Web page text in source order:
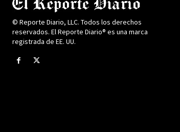
© Reporte Diario, LLC. Todos los derechos
reservados. El Reporte Diario® es una marca
registrada de EE. UU.